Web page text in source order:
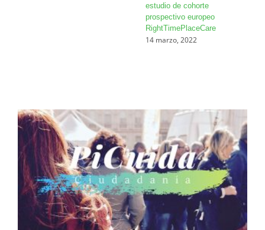
estudio de cohorte
prospectivo europeo
RightTimePlaceCare
14 marzo, 2022